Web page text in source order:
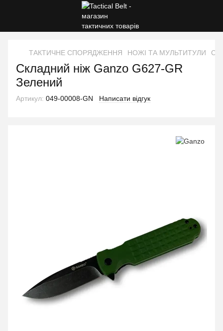
ТАКТИЧНЕ СПОРЯДЖЕННЯ НОЖІ ТА МУЛЬТИТУЛИ
Складний ніж Ganzo G627-GR
Зелений
Артикул: 049-00008-GN Написати відгук